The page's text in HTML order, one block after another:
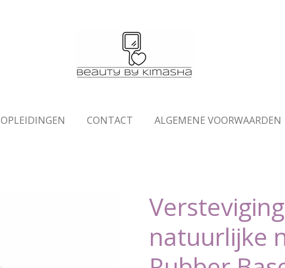
OPLEIDINGEN CONTACT ALGEMENE VOORWAARDEN
natuurlijke